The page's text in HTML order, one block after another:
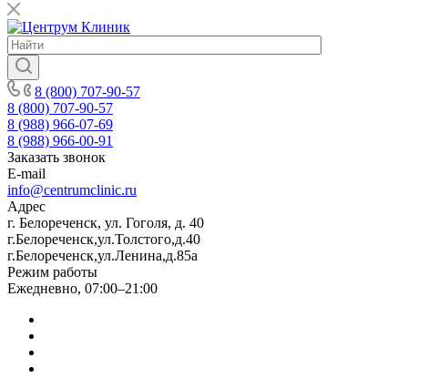
8 (800) 707-90-57
8 (800) 707-90-57
8 (988) 966-07-69
8 (988) 966-00-91
Заказать звонок
E-mail
info@centrumclinic.ru
Адрес
г. Белореченск, ул. Гоголя, д. 40
г.Белореченск,ул.Толстого,д.40
г.Белореченск,ул.Ленина,д.85а
Режим работы
Ежедневно, 07:00–21:00